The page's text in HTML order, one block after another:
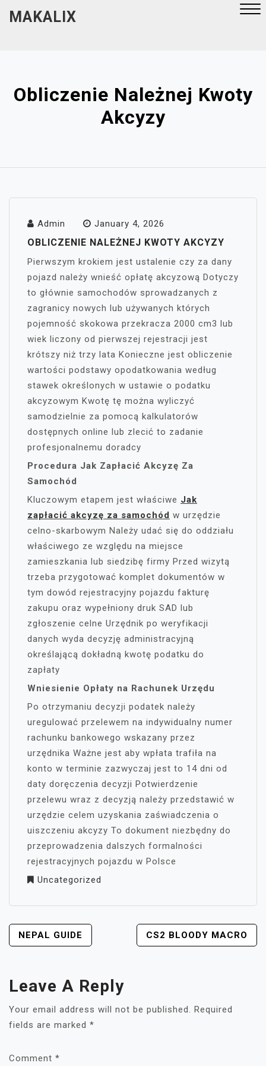
MAKALIX
Obliczenie Należnej Kwoty
Akcyzy
Admin January 4, 2026
OBLICZENIE NALEŻNEJ KWOTY AKCYZY
Pierwszym krokiem jest ustalenie czy za dany
pojazd należy wnieść opłatę akcyzową Dotyczy
to głównie samochodów sprowadzanych z
zagranicy nowych lub używanych których
pojemność skokowa przekracza 2000 cm3 lub
wiek liczony od pierwszej rejestracji jest
krótszy niż trzy lata Konieczne jest obliczenie
wartości podstawy opodatkowania według
stawek określonych w ustawie o podatku
akcyzowym Kwotę tę można wyliczyć
samodzielnie za pomocą kalkulatorów
dostępnych online lub zlecić to zadanie
profesjonalnemu doradcy
Procedura Jak Zapłacić Akcyzę Za
Samochód
Kluczowym etapem jest właściwe Jak
zapłacić akcyzę za samochód w urzędzie
celno-skarbowym Należy udać się do oddziału
właściwego ze względu na miejsce
zamieszkania lub siedzibę firmy Przed wizytą
trzeba przygotować komplet dokumentów w
tym dowód rejestracyjny pojazdu fakturę
zakupu oraz wypełniony druk SAD lub
zgłoszenie celne Urzędnik po weryfikacji
danych wyda decyzję administracyjną
określającą dokładną kwotę podatku do
zapłaty
Wniesienie Opłaty na Rachunek Urzędu
Po otrzymaniu decyzji podatek należy
uregulować przelewem na indywidualny numer
rachunku bankowego wskazany przez
urzędnika Ważne jest aby wpłata trafiła na
konto w terminie zazwyczaj jest to 14 dni od
daty doręczenia decyzji Potwierdzenie
przelewu wraz z decyzją należy przedstawić w
urzędzie celem uzyskania zaświadczenia o
uiszczeniu akcyzy To dokument niezbędny do
przeprowadzenia dalszych formalności
rejestracyjnych pojazdu w Polsce
Uncategorized
POST
NAVIGATION
NEPAL GUIDE CS2 BLOODY MACRO
Leave A Reply
Your email address will not be published. Required
fields are marked *
Comment *